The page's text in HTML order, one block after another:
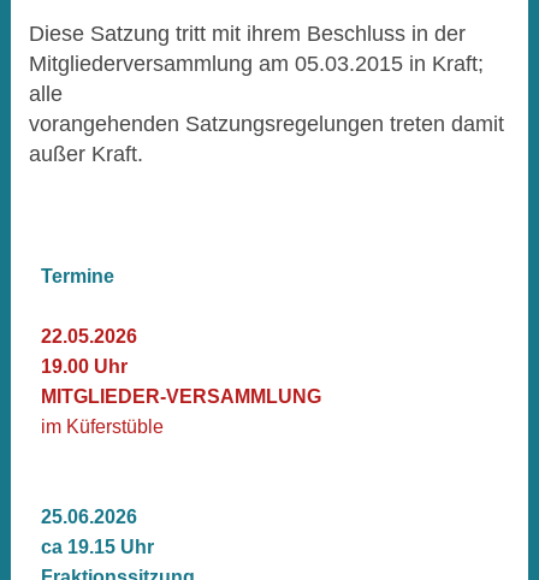
Diese Satzung tritt mit ihrem Beschluss in der
Mitgliederversammlung am 05.03.2015 in Kraft;
alle
vorangehenden Satzungsregelungen treten damit
außer Kraft.
Termine
22.05.2026
19.00 Uhr
MITGLIEDER-VERSAMMLUNG
im Küferstüble
25.06.2026
ca 19.15 Uhr